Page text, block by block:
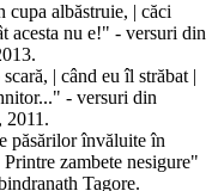
albăstruie, | căci
acesta nu e!" - versuri din
| când eu îl străbat |
- versuri din
2011.
păsărilor învăluite în
zambete nesigure"
Tagore.